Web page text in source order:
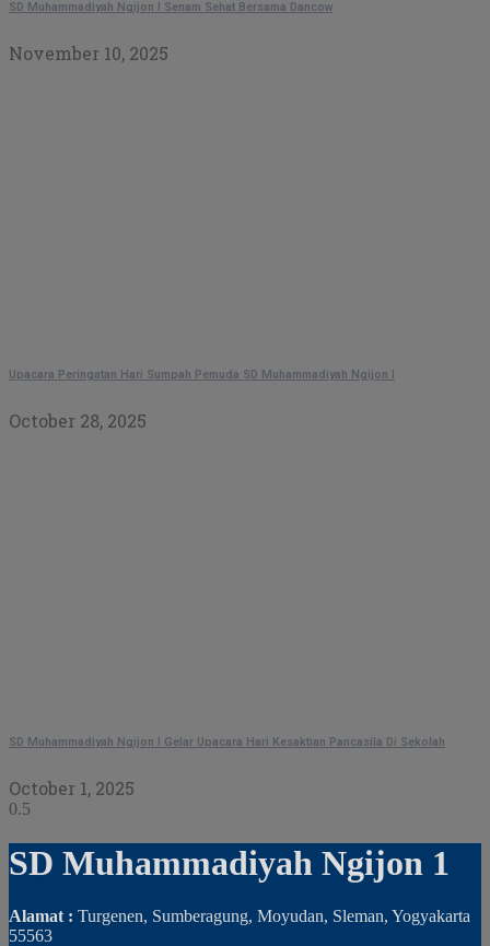
SD Muhammadiyah Ngijon I Senam Sehat Bersama Dancow
November 10, 2025
Upacara Peringatan Hari Sumpah Pemuda SD Muhammadiyah Ngijon I
October 28, 2025
SD Muhammadiyah Ngijon I Gelar Upacara Hari Kesaktian Pancasila Di Sekolah
October 1, 2025
SD Muhammadiyah Ngijon 1
Alamat : Turgenen, Sumberagung, Moyudan, Sleman, Yogyakarta
55563